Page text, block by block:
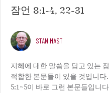
잠언 8:1-4, 22-31
STAN MAST
지혜에 대한 말씀을 담고 있는
적합한 본문들이 있을 것입니다
5:1~5이 바로 그런 본문들입니